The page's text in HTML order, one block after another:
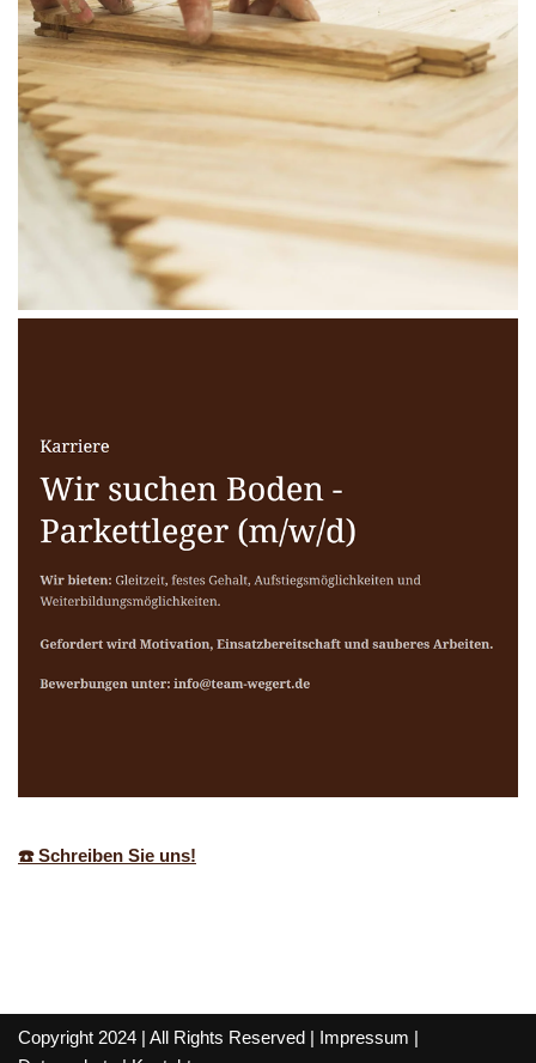
☎️ Schreiben Sie uns!
Copyright 2024 | All Rights Reserved | Impressum |